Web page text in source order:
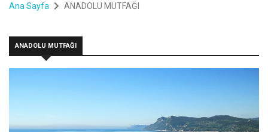
Ana Sayfa ANADOLU MUTFAĞI
ANADOLU MUTFAĞI